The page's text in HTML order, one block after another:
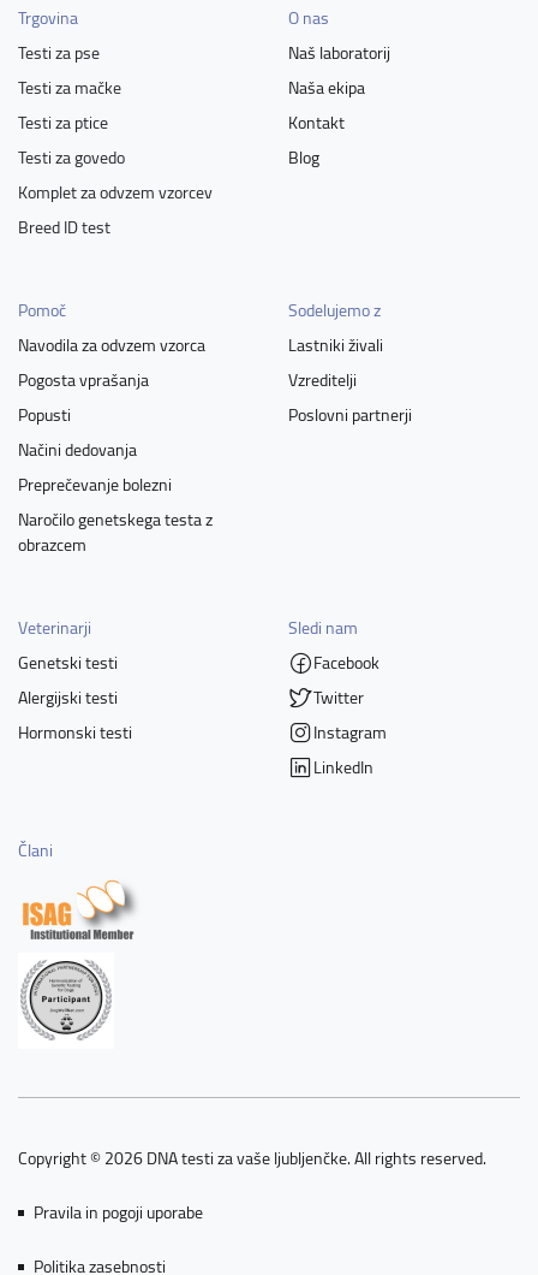
Trgovina
Testi za pse
Testi za mačke
Testi za ptice
Testi za govedo
Komplet za odvzem vzorcev
Breed ID test
O nas
Naš laboratorij
Naša ekipa
Kontakt
Blog
Pomoč
Navodila za odvzem vzorca
Pogosta vprašanja
Popusti
Načini dedovanja
Preprečevanje bolezni
Naročilo genetskega testa z
obrazcem
Sodelujemo z
Lastniki živali
Vzreditelji
Poslovni partnerji
Veterinarji
Genetski testi
Alergijski testi
Hormonski testi
Sledi nam
Facebook
Twitter
Instagram
LinkedIn
Člani
Copyright © 2026 DNA testi za vaše ljubljenčke. All rights reserved.
Pravila in pogoji uporabe
Politika zasebnosti